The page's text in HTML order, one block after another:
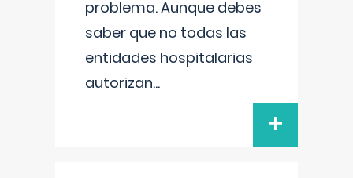
problema. Aunque debes
saber que no todas las
entidades hospitalarias
autorizan...
+